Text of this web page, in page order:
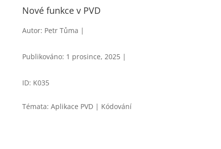
Nové funkce v PVD
Autor: Petr Tůma |
Publikováno: 1 prosince, 2025 |
ID: K035
Témata: Aplikace PVD | Kódování